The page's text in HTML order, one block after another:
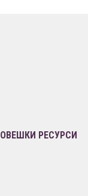
РЕСУРСИ